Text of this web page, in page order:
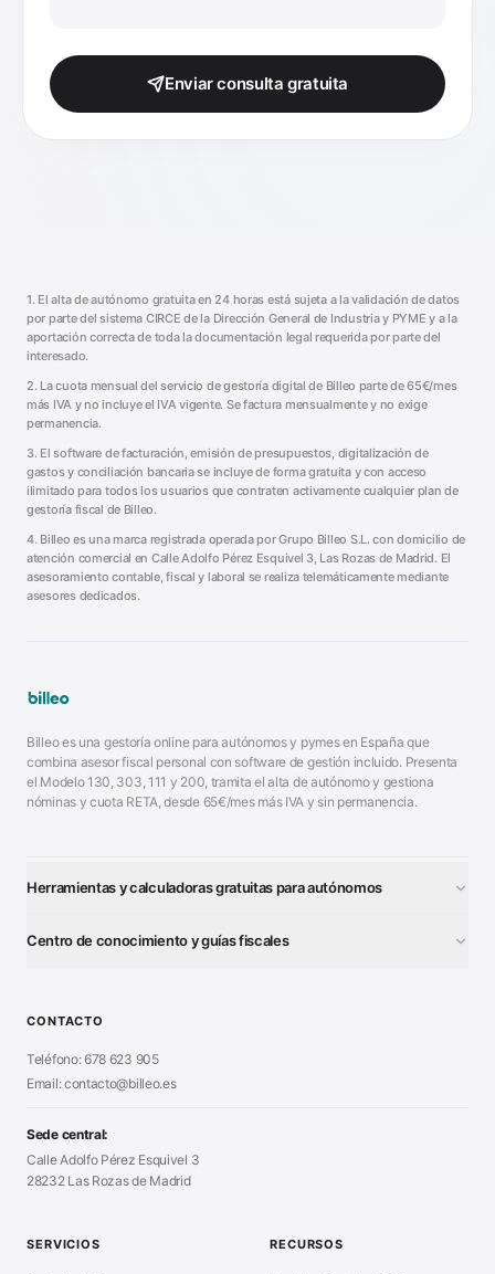
Enviar consulta gratuita
1. El alta de autónomo gratuita en 24 horas está sujeta a la validación de datos
por parte del sistema CIRCE de la Dirección General de Industria y PYME y a la
aportación correcta de toda la documentación legal requerida por parte del
interesado.
2. La cuota mensual del servicio de gestoría digital de Billeo parte de 65€/mes
más IVA y no incluye el IVA vigente. Se factura mensualmente y no exige
permanencia.
3. El software de facturación, emisión de presupuestos, digitalización de
gastos y conciliación bancaria se incluye de forma gratuita y con acceso
ilimitado para todos los usuarios que contraten activamente cualquier plan de
gestoría fiscal de Billeo.
4. Billeo es una marca registrada operada por Grupo Billeo S.L. con domicilio de
atención comercial en Calle Adolfo Pérez Esquivel 3, Las Rozas de Madrid. El
asesoramiento contable, fiscal y laboral se realiza telemáticamente mediante
asesores dedicados.
Billeo es una gestoría online para autónomos y pymes en España que
combina asesor fiscal personal con software de gestión incluido. Presenta
el Modelo 130, 303, 111 y 200, tramita el alta de autónomo y gestiona
nóminas y cuota RETA, desde 65€/mes más IVA y sin permanencia.
Herramientas y calculadoras gratuitas para autónomos
Generador Nóminas
■ Generador Presupuestos
Generador Facturas
■Modelo Nómina PDF
■Calculadora Vacaciones
Centro de conocimiento y guías fiscales
■Alta Autónomo Paso a Paso
Declaración Renta 2026
■Certificado Digital
■Sanciones Hacienda
■Asesoría en Madrid
CONTACTO
Teléfono: 678 623 905
Email: contacto@billeo.es
Sede central:
Calle Adolfo Pérez Esquivel 3
28232 Las Rozas de Madrid
SERVICIOS RECURSOS